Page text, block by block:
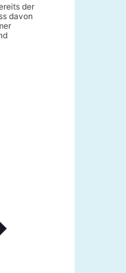
der
davon